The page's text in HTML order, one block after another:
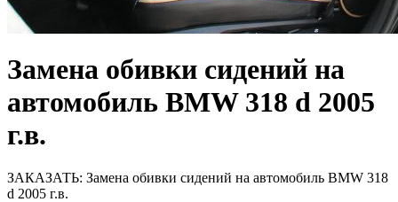
Замена обивки сидений на
автомобиль BMW 318 d 2005
г.в.
ЗАКАЗАТЬ: Замена обивки сидений на автомобиль BMW 318
d 2005 г.в.